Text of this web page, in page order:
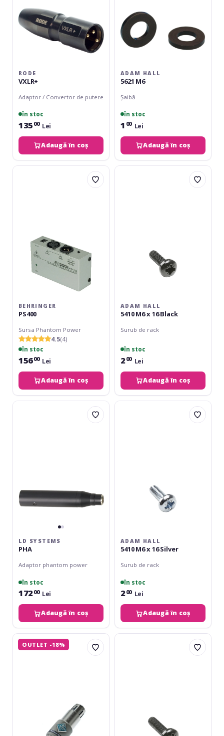
RODE
VXLR+
Adaptor / Convertor de putere
în stoc
135 00 Lei
Adaugă în coș
ADAM HALL
5621 M6
Șaibă
în stoc
1 00 Lei
Adaugă în coș
Behringer
BEHRINGER
PS400
Sursa Phantom Power
4.5(4)
în stoc
15600 Lei
Adaugă în coș
Adam
ADAM HALL
5410 M6 x 16 Black
Surub de rack
în stoc
200 Lei
Adaugă în coș
LD
LD SYSTEMS
PHA
Adaptor phantom power
în stoc
17200 Lei
Adaugă în coș
Adam
ADAM HALL
5410 M6 x 16 Silver
Surub de rack
în stoc
200 Lei
Adaugă în coș
Triton
Audio
OUTLET -18%
Adam